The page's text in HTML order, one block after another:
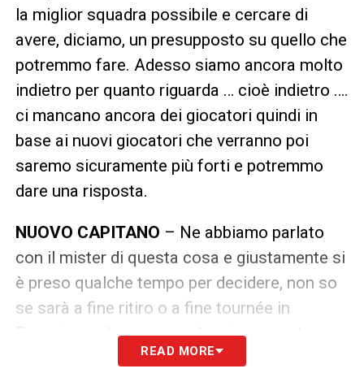
la miglior squadra possibile e cercare di
avere, diciamo, un presupposto su quello che
potremmo fare. Adesso siamo ancora molto
indietro per quanto riguarda … cioè indietro ….
ci mancano ancora dei giocatori quindi in
base ai nuovi giocatori che verranno poi
saremo sicuramente più forti e potremmo
dare una risposta.
NUOVO CAPITANO – Ne abbiamo parlato
con il mister di questa cosa e giustamente si
è preso qualche tempo per decidere, non so
se sarà a fine ritiro o a fine tournée in
Francia, ma è una cosa che sicuramente
stiamo risolvendo.READ MORE